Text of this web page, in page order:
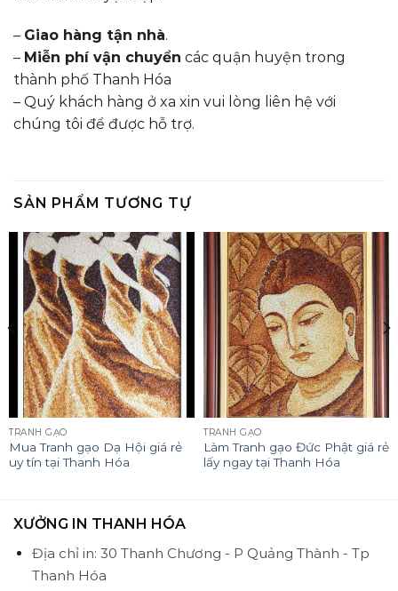
– Giao hàng tận nhà.
– Miễn phí vận chuyển các quận huyện trong
thành phố Thanh Hóa
– Quý khách hàng ở xa xin vui lòng liên hệ với
chúng tôi để được hỗ trợ.
SẢN PHẨM TƯƠNG TỰ
TRANH GẠO
Mua Tranh gạo Dạ Hội giá rẻ
uy tín tại Thanh Hóa
TRANH GẠO
Làm Tranh gạo Đức Phật giá rẻ
lấy ngay tại Thanh Hóa
XƯỞNG IN THANH HÓA
Địa chỉ in: 30 Thanh Chương - P Quảng Thành - Tp
Thanh Hóa